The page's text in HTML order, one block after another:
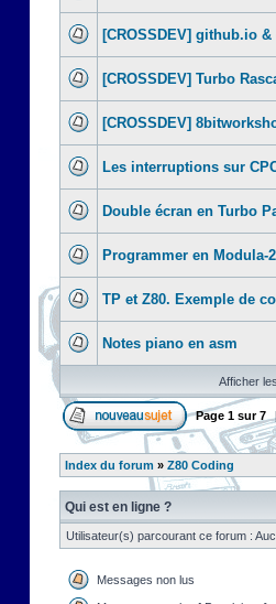
[CROSSDEV] github.io &
[CROSSDEV] Turbo
[CROSSDEV]
Les interruptions sur
Double écran en Turbo
Programmer en Modula-
TP et Z80. Exemple de
Notes piano en asm
Afficher
Page 1 sur7
Index du forum » Z80 Coding
Qui est en ligne ?
Utilisateur(s) parcourant ce forum :
Messages non lus